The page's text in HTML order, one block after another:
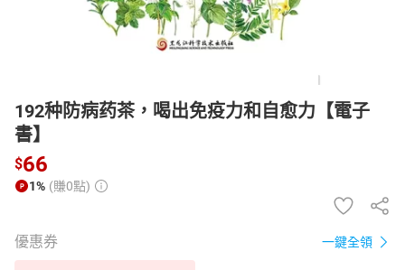
192种防病药茶，喝出免疫力和自愈力【電子
書】
$66
1% (賺0點)
優惠券 一鍵全領